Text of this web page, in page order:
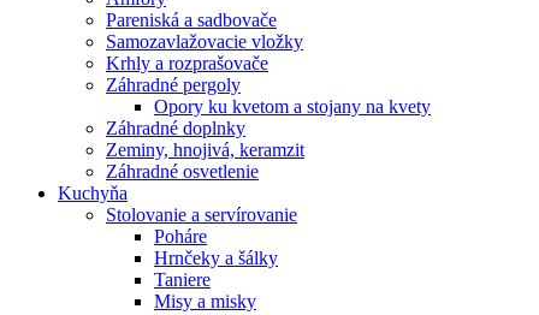
Pareniská a sadbovače
Samozavlažovacie vložky
Krhly a rozprašovače
Záhradné pergoly
Opory ku kvetom a stojany na kvety
Záhradné doplnky
Zeminy, hnojivá, keramzit
Záhradné osvetlenie
Kuchyňa
Stolovanie a servírovanie
Poháre
Hrnčeky a šálky
Taniere
Misy a misky